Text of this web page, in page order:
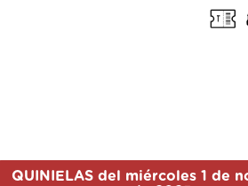
QUINIELAS del miércoles 1 de